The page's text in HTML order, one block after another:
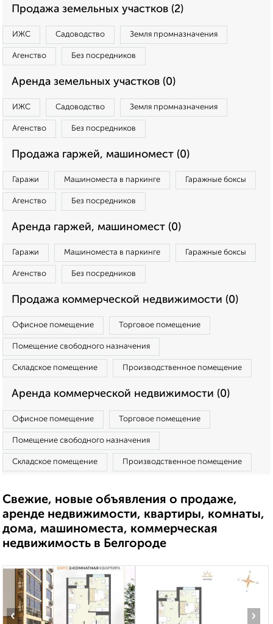
Продажа земельных участков (2)
ИЖС Садоводство Земля промназначения
Агенство Без посредников
Аренда земельных участков (0)
ИЖС Садоводство Земля промназначения
Агенство Без посредников
Продажа гаржей, машиномест (0)
Гаражи Машиноместа в паркинге Гаражные боксы
Агенство Без посредников
Аренда гаржей, машиномест (0)
Гаражи Машиноместа в паркинге Гаражные боксы
Агенство Без посредников
Продажа коммерческой недвижимости (0)
Офисное помещение Торговое помещение
Помещение свободного назначения
Складское помещение Производственное помещение
Аренда коммерческой недвижимости (0)
Офисное помещение Торговое помещение
Помещение свободного назначения
Складское помещение Производственное помещение
Свежие, новые объявления о продаже,
аренде недвижимости, квартиры, комнаты,
дома, машиноместа, коммерческая
недвижимость в Белгороде
‹ ›